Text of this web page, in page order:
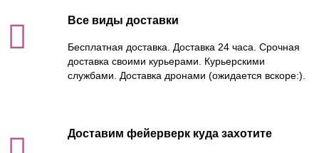
Все виды доставки
Бесплатная доставка. Доставка 24 часа. Срочная
доставка своими курьерами. Курьерскими
службами. Доставка дронами (ожидается вскоре:).
Доставим фейерверк куда захотите